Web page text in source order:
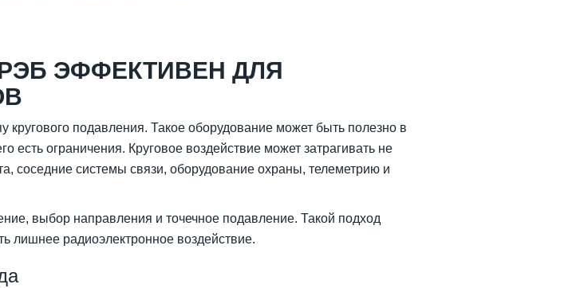
ЭФФЕКТИВЕН ДЛЯ
подавления. Такое оборудование может быть полезно в
есть ограничения. Круговое воздействие может затрагивать не
соседние системы связи, оборудование охраны, телеметрию и
выбор направления и точечное подавление. Такой подход
лишнее радиоэлектронное воздействие.